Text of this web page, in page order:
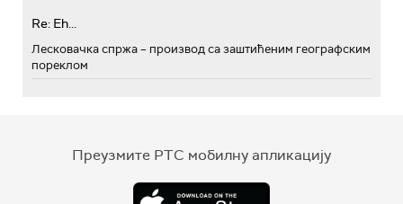
Re: Eh...
Лесковачка спржа – производ са заштићеним географским
пореклом
Преузмите РТС мобилну апликацију